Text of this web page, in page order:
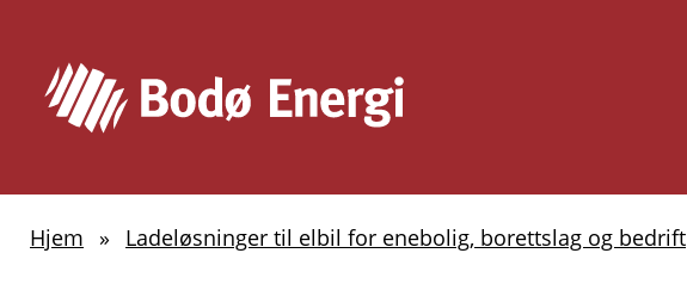
Du
Hjem Ladeløsninger til elbil for enebolig, borettslag og bedrift